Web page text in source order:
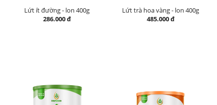
Lứt ít đường - lon 400g
286.000 đ
Lứt trà hoa vàng - lon 400g
485.000 đ